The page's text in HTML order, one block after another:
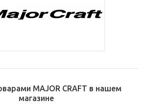
MAJOR CRAFT в нашем
магазине